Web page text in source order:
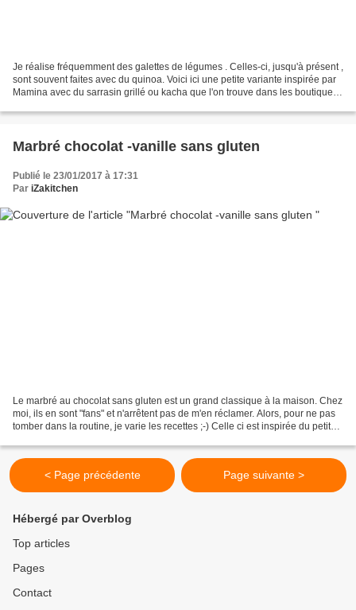
Je réalise fréquemment des galettes de légumes . Celles-ci, jusqu'à présent ,
sont souvent faites avec du quinoa. Voici ici une petite variante inspirée par
Mamina avec du sarrasin grillé ou kacha que l'on trouve dans les boutiques
Marbré chocolat -vanille sans gluten
Publié le 23/01/2017 à 17:31
Par iZakitchen
Le marbré au chocolat sans gluten est un grand classique à la maison. Chez
moi, ils en sont "fans" et n'arrêtent pas de m'en réclamer. Alors, pour ne pas
tomber dans la routine, je varie les recettes ;-) Celle ci est inspirée du petit
< Page précédente Page suivante >
Hébergé par Overblog
Top articles
Pages
Contact